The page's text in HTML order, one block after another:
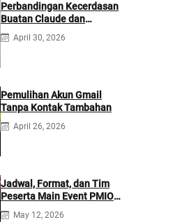
Perbandingan Kecerdasan
Buatan Claude dan
ChatGPT: Mana yang
Lebih Baik?
April 30, 2026
Pemulihan Akun Gmail
Tanpa Kontak Tambahan
April 26, 2026
Jadwal, Format, dan Tim
Peserta Main Event PMIO
2026
May 12, 2026